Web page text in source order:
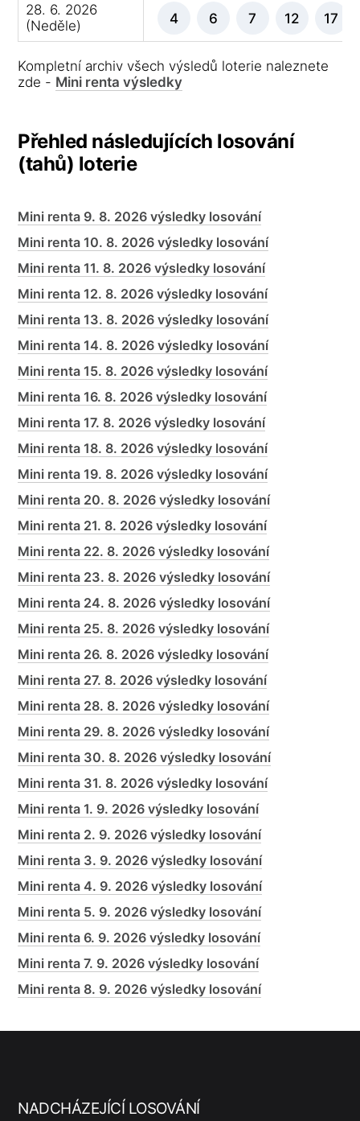
28. 6. 2026
(Neděle)
4 6 7 12 17
Kompletní archiv všech výsledů loterie naleznete
zde - Mini renta výsledky
Přehled následujících losování
(tahů) loterie
Mini renta 9. 8. 2026 výsledky losování
Mini renta 10. 8. 2026 výsledky losování
Mini renta 11. 8. 2026 výsledky losování
Mini renta 12. 8. 2026 výsledky losování
Mini renta 13. 8. 2026 výsledky losování
Mini renta 14. 8. 2026 výsledky losování
Mini renta 15. 8. 2026 výsledky losování
Mini renta 16. 8. 2026 výsledky losování
Mini renta 17. 8. 2026 výsledky losování
Mini renta 18. 8. 2026 výsledky losování
Mini renta 19. 8. 2026 výsledky losování
Mini renta 20. 8. 2026 výsledky losování
Mini renta 21. 8. 2026 výsledky losování
Mini renta 22. 8. 2026 výsledky losování
Mini renta 23. 8. 2026 výsledky losování
Mini renta 24. 8. 2026 výsledky losování
Mini renta 25. 8. 2026 výsledky losování
Mini renta 26. 8. 2026 výsledky losování
Mini renta 27. 8. 2026 výsledky losování
Mini renta 28. 8. 2026 výsledky losování
Mini renta 29. 8. 2026 výsledky losování
Mini renta 30. 8. 2026 výsledky losování
Mini renta 31. 8. 2026 výsledky losování
Mini renta 1. 9. 2026 výsledky losování
Mini renta 2. 9. 2026 výsledky losování
Mini renta 3. 9. 2026 výsledky losování
Mini renta 4. 9. 2026 výsledky losování
Mini renta 5. 9. 2026 výsledky losování
Mini renta 6. 9. 2026 výsledky losování
Mini renta 7. 9. 2026 výsledky losování
Mini renta 8. 9. 2026 výsledky losování
NADCHÁZEJÍCÍ LOSOVÁNÍ